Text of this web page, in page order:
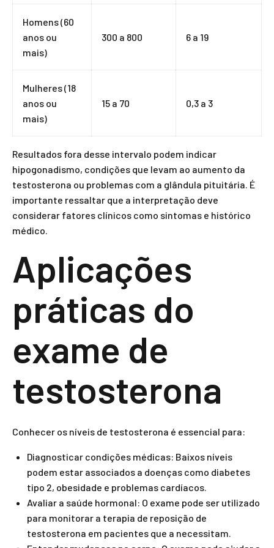
Homens (60
anos ou
mais)
300 a 800 6 a 19
Mulheres (18
anos ou
mais)
15 a 70 0,3 a 3
Resultados fora desse intervalo podem indicar
hipogonadismo, condições que levam ao aumento da
testosterona ou problemas com a glândula pituitária. É
importante ressaltar que a interpretação deve
considerar fatores clínicos como sintomas e histórico
médico.
Aplicações
práticas do
exame de
testosterona
Conhecer os níveis de testosterona é essencial para:
Diagnosticar condições médicas: Baixos níveis
podem estar associados a doenças como diabetes
tipo 2, obesidade e problemas cardíacos.
Avaliar a saúde hormonal: O exame pode ser utilizado
para monitorar a terapia de reposição de
testosterona em pacientes que a necessitam.